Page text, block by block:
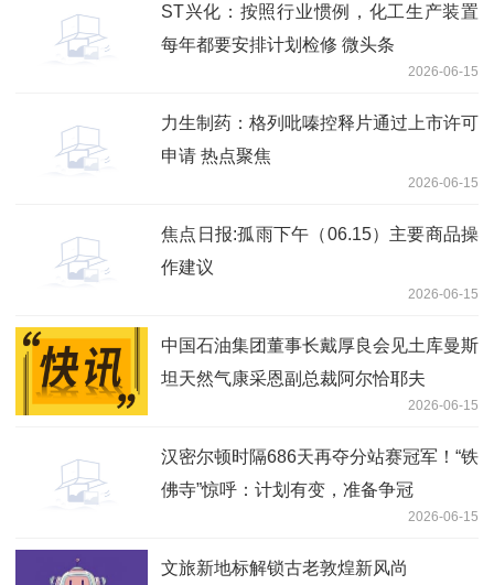
ST兴化：按照行业惯例，化工生产装置
每年都要安排计划检修 微头条
2026-06-15
力生制药：格列吡嗪控释片通过上市许可
申请 热点聚焦
2026-06-15
焦点日报:孤雨下午（06.15）主要商品操
作建议
2026-06-15
中国石油集团董事长戴厚良会见土库曼斯
坦天然气康采恩副总裁阿尔恰耶夫
2026-06-15
汉密尔顿时隔686天再夺分站赛冠军！“铁
佛寺”惊呼：计划有变，准备争冠
2026-06-15
文旅新地标解锁古老敦煌新风尚